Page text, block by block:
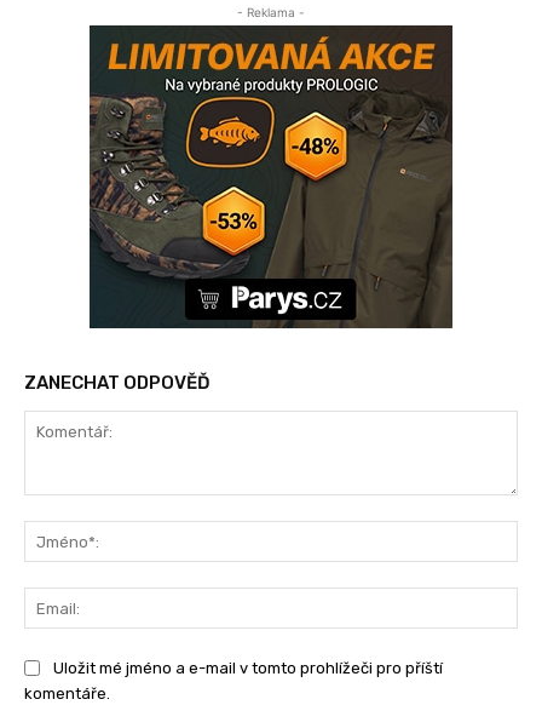
- Reklama -
ZANECHAT ODPOVĚĎ
Uložit mé jméno a e-mail v tomto prohlížeči pro příští
komentáře.